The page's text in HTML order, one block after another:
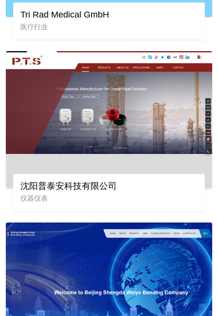
Tri Rad Medical GmbH
医疗行业
沈阳普泰安科技有限公司
仪器仪表